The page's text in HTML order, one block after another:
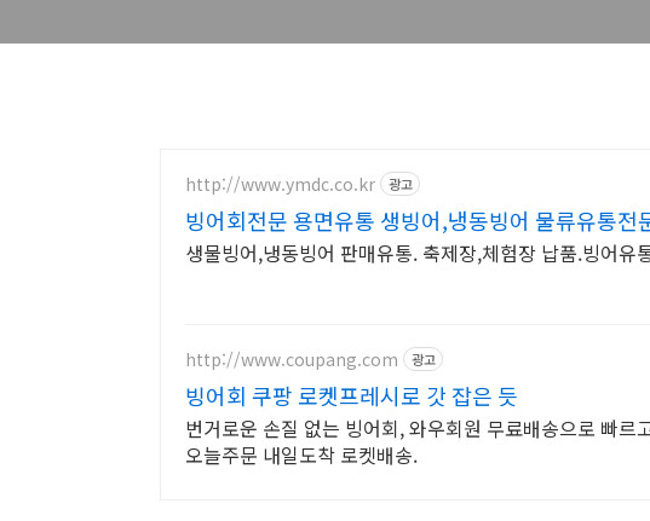
http://www.ymdc.co.kr 광고
빙어회전문 용면유통 생빙어,냉동빙어 물류유통전
생물빙어,냉동빙어 판매유통. 축제장,체험장 납품.빙어유
http://www.coupang.com 광고
빙어회 쿠팡 로켓프레시로 갓 잡은 듯
번거로운 손질 없는 빙어회, 와우회원 무료배송으로 빠
오늘주문 내일도착 로켓배송.